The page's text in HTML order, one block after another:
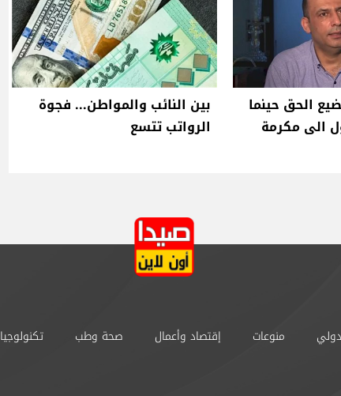
الحق حينما
الى مكرمة
بين النائب والمواطن... فجوة
الرواتب تتسع
منوعات إقتصاد وأعمال صحة وطب تكنولوجيا